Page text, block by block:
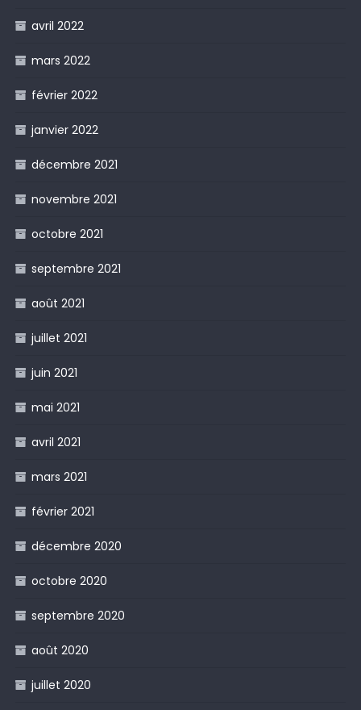
avril 2022
mars 2022
février 2022
janvier 2022
décembre 2021
novembre 2021
octobre 2021
septembre 2021
août 2021
juillet 2021
juin 2021
mai 2021
avril 2021
mars 2021
février 2021
décembre 2020
octobre 2020
septembre 2020
août 2020
juillet 2020